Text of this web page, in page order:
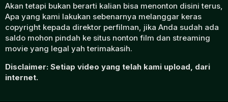
Akan tetapi bukan berarti kalian bisa menonton disini terus,
Apa yang kami lakukan sebenarnya melanggar keras
copyright kepada direktor perfilman, jika Anda sudah ada
saldo mohon pindah ke situs nonton film dan streaming
movie yang legal yah terimakasih.
Disclaimer: Setiap video yang telah kami upload, dari
internet.